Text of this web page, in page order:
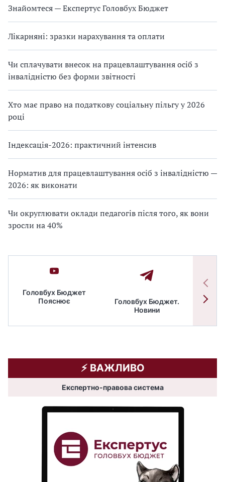
Знайомтеся — Експертус Головбух Бюджет
Лікарняні: зразки нарахування та оплати
Чи сплачувати внесок на працевлаштування осіб з
інвалідністю без форми звітності
Хто має право на податкову соціальну пільгу у 2026
році
Індексація-2026: практичний інтенсив
Норматив для працевлаштування осіб з інвалідністю —
2026: як виконати
Чи округлювати оклади педагогів після того, як вони
зросли на 40%
Головбух Бюджет
Пояснює
Головбух Бюджет.
Новини
⚡️ ВАЖЛИВО
Експертно-правова система